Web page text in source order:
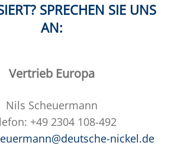
SPRECHEN SIE UNS
AN:
Vertrieb Europa
Nils Scheuermann
+49 2304 108-492
nickel.de